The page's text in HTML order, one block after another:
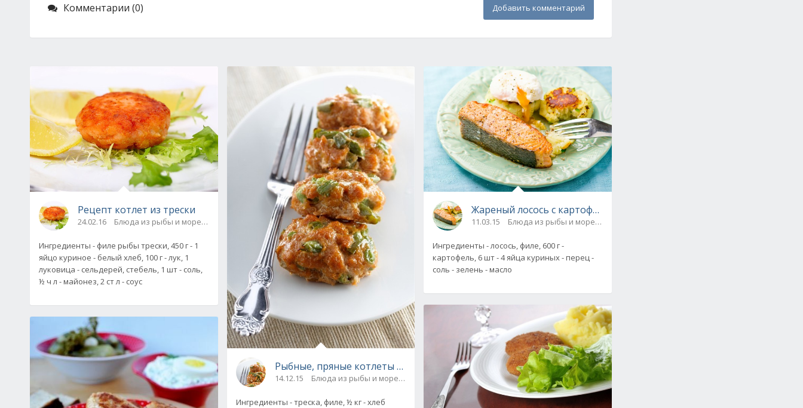
Комментарии (0) Добавить комментарий
Рецепт котлет из трески
24.02.16 Блюда из рыбы и морепродуктов
Ингредиенты - филе рыбы трески, 450 г - 1
яйцо куриное - белый хлеб, 100 г - лук, 1
луковица - сельдерей, стебель, 1 шт - соль,
½ ч л - майонез, 2 ст л - соус
Рыбные, пряные котлеты из трески. Мексиканский рецепт
14.12.15 Блюда из рыбы и морепродуктов
Ингредиенты - треска, филе, ½ кг - хлеб
Жареный лосось с картофельными котлетами и яйцом-пашот.
11.03.15 Блюда из рыбы и морепродуктов
Ингредиенты - лосось, филе, 600 г -
картофель, 6 шт - 4 яйца куриных - перец -
соль - зелень - масло